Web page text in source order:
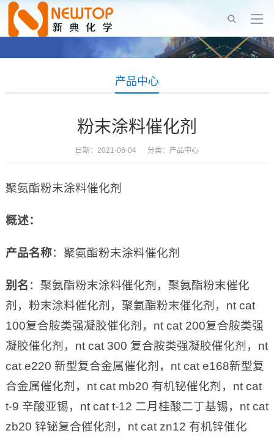
产品中心
粉末涂料催化剂
日期：2021-06-04 分类： 产品中心
聚氨酯粉末涂料催化剂
概述：
产品名称：聚氨酯粉末涂料催化剂
别名 ：聚氨酯粉末涂料催化剂，聚氨酯粉末催化
剂，粉末涂料催化剂，聚氨酯粉末催化剂，nt cat
100复合胺类强凝胶催化剂，nt cat 200复合胺类强
凝胶催化剂，nt cat 300 复合胺类强凝胶催化剂，nt
cat e220 新型复合金属催化剂，nt cat e168新型复
合金属催化剂，nt cat mb20 有机铋催化剂，nt cat
t-9 辛酸亚锡，nt cat t-12 二月桂酸二丁基锡，nt cat
zb20 锌铋复合催化剂，nt cat zn12 有机锌催化